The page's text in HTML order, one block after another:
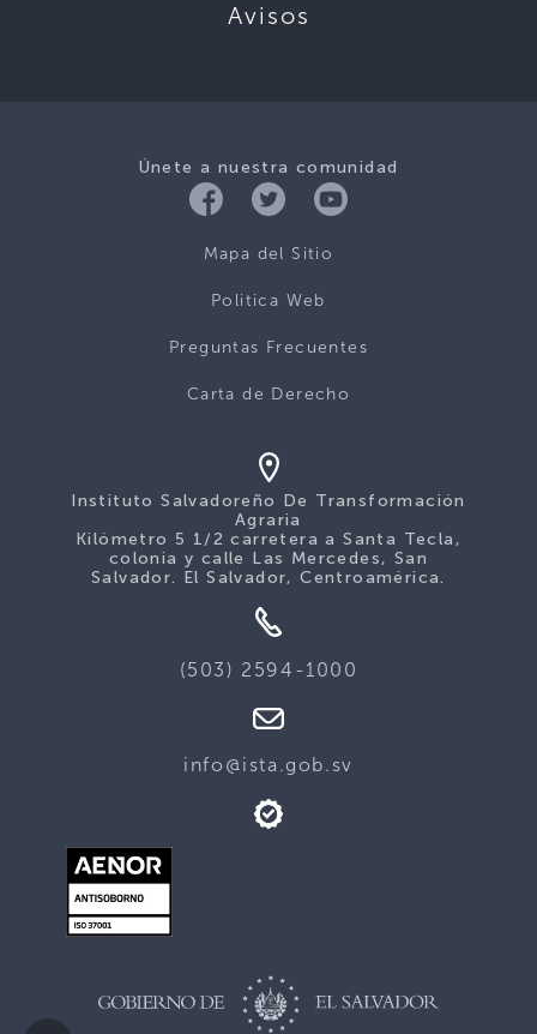
Avisos
Únete a nuestra comunidad
Mapa del Sitio
Politica Web
Preguntas Frecuentes
Carta de Derecho
Instituto Salvadoreño De Transformación
Agraria
Kilómetro 5 1/2 carretera a Santa Tecla,
colonia y calle Las Mercedes, San
Salvador. El Salvador, Centroamérica.
(503) 2594-1000
info@ista.gob.sv